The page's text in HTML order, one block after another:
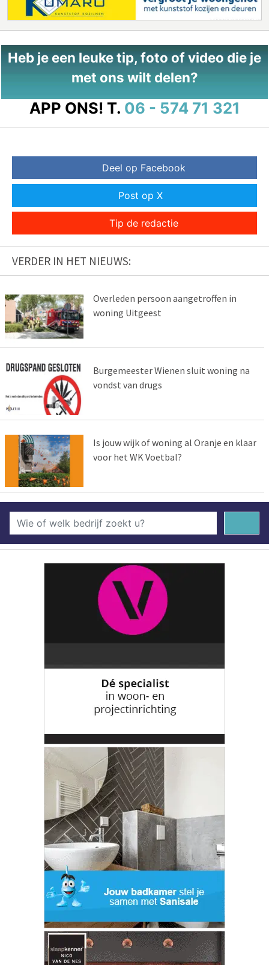
Heb je een leuke tip, foto of video die je
met ons wilt delen?
APP ONS! T. 06 - 574 71 321
Deel op Facebook
Post op X
Tip de redactie
VERDER IN HET NIEUWS:
Overleden persoon aangetroffen in
woning Uitgeest
Burgemeester Wienen sluit woning na
vondst van drugs
Is jouw wijk of woning al Oranje en klaar
voor het WK Voetbal?